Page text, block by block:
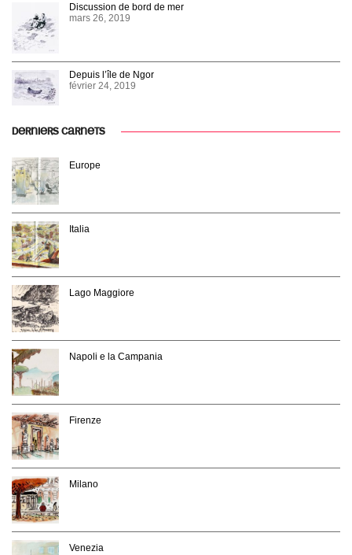
Discussion de bord de mer
mars 26, 2019
Depuis l’île de Ngor
février 24, 2019
DERNIERS CARNETS
Europe
Italia
Lago Maggiore
Napoli e la Campania
Firenze
Milano
Venezia